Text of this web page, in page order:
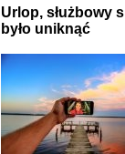
Urlop, służbowy
było uniknąć